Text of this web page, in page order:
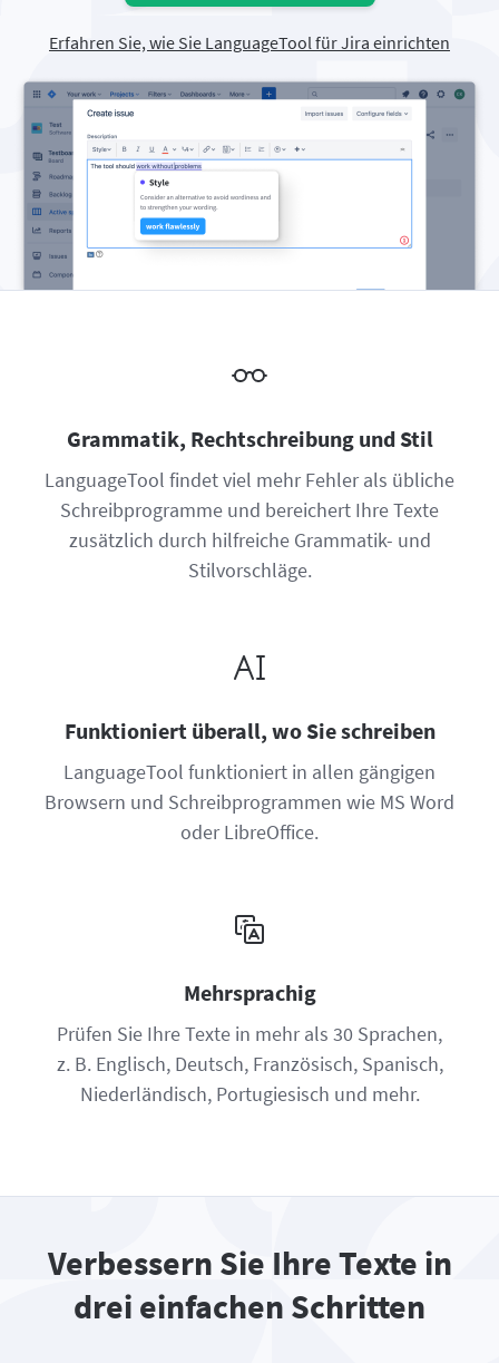
Firefox
Opera
Thunderbird
Apple Pages
LibreOffice
Untermenü auswählen
macOS
Windows
Mehr
Für Unternehmen
API
Blog
Jobs
Hilfe
Erfahren Sie, wie Sie LanguageTool für Jira einrichten
Grammatik, Rechtschreibung und Stil
LanguageTool findet viel mehr Fehler als übliche
Schreibprogramme und bereichert Ihre Texte
zusätzlich durch hilfreiche Grammatik- und
Stilvorschläge.
Funktioniert überall, wo Sie schreiben
LanguageTool funktioniert in allen gängigen
Browsern und Schreibprogrammen wie MS Word
oder LibreOffice.
Mehrsprachig
Prüfen Sie Ihre Texte in mehr als 30 Sprachen,
z. B. Englisch, Deutsch, Französisch, Spanisch,
Niederländisch, Portugiesisch und mehr.
Verbessern Sie Ihre Texte in
drei einfachen Schritten